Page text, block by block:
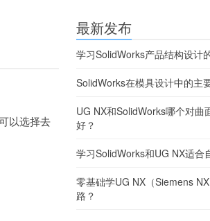
以选择去
最新发布
学习SolidWorks产品结构设计
SolidWorks在模具设计中的主
UG NX和SolidWorks哪个对曲
好？
学习SolidWorks和UG NX适合
零基础学UG NX（Siemens
路？